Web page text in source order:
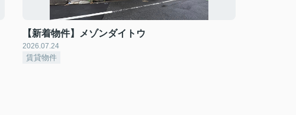
【新着物件】メゾンダイトウ
2026.07.24
賃貸物件